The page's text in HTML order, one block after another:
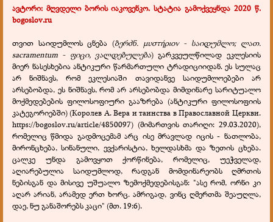
ავტორი: მღვდელი ბორის იაკოვენკო. სტატია გამოქვეყნდა 2020 წ.
bogoslov.ru
თვით საიდუმლოს ცნება (ბერძნ. μυστήριον- საიდუმლო; ლათ.
sacramentum - ფიცი, ვალდებულება) გარკვეულწილად ეკლესიის
მიერ ნასესხებია ანტიკური წარმართული ტრადიციიდან. ეს სულაც
არ ნიშნავს, რომ ეკლესიაში თავიდანვე საიდუმლოებები არ
არსებობდა, ეს ნიშნავს, რომ არ არსებობდა მიმდინარე სარიტუალო
მოქმედებების ფილოსოფიური გააზრება (ანტიკური ფილოსოფიის
კატეგორიებში) (Королев А. Вера и таинства в Православной Церкви.
https://bogoslov.ru/article/4850097) (მიმართვის თარიღი: 29.03.2020),
რომელიც წმიდა გადმოცემამ არც ისე მრავლად იცის - ნათლობა,
მირონცხება, სინანული, ევქარისტია, ხელდასხმა და ზეთის ცხება.
ცალკე უნდა გამოვყოთ ქორწინება, რომელიც, უეჭველად,
აღიარებულია საიდუმლოდ, რადგან მომდინარეობს ღმრთის
ნებისგან და მისივე უშუალო ზემოქმედებისგან: "ასე რომ, ორნი კი
აღარ არიან, არამედ ერთ ხორც. ამრიგად, ვინც ღმერთმა შეაუღლა,
დაე, ნუ განაშორებს კაცი" (მთ. 19:6).